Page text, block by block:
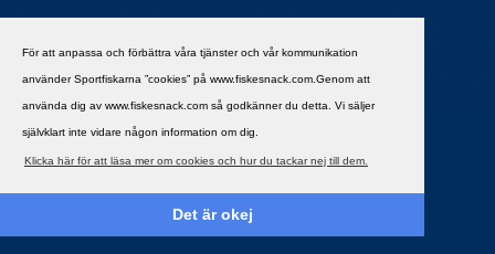
För att anpassa och förbättra våra tjänster och vår kommunikation
använder Sportfiskarna ”cookies” på www.fiskesnack.com.Genom att
använda dig av www.fiskesnack.com så godkänner du detta. Vi säljer
självklart inte vidare någon information om dig.
Klicka här för att läsa mer om cookies och hur du tackar nej till dem.
Det är okej